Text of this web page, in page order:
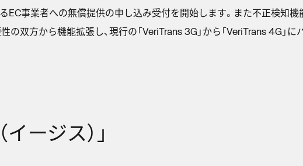
EC事業者への無償提供の申し込み受付を開始します。また不正検知機
の双方から機能拡張し、現行の「VeriTrans 3G」から「VeriTrans 4G」
ージス）」